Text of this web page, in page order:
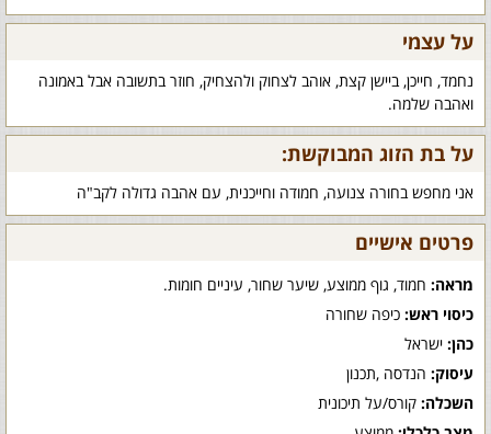
על עצמי
נחמד, חייכן, ביישן קצת, אוהב לצחוק ולהצחיק, חוזר בתשובה אבל באמונה
ואהבה שלמה.
על בת הזוג המבוקשת:
אני מחפש בחורה צנועה, חמודה וחייכנית, עם אהבה גדולה לקב"ה
פרטים אישיים
מראה: חמוד, גוף ממוצע, שיער שחור, עיניים חומות.
כיסוי ראש: כיפה שחורה
כהן: ישראל
עיסוק: הנדסה ,תכנון
השכלה: קורס/על תיכונית